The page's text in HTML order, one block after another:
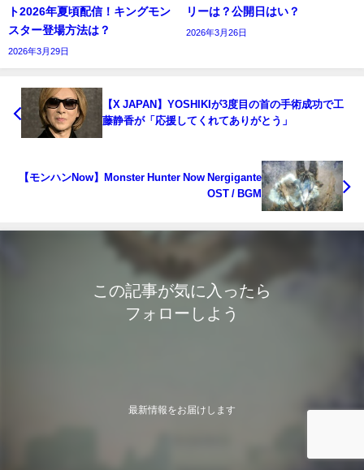
ト2026年夏頃配信！キングモン
スター登場方法は？
2026年3月29日
リーは？公開日はい？
2026年3月26日
【X JAPAN】YOSHIKIが3度目の首の手術成功で工
藤静香が「応援してくれてありがとう」
【モンハンNow】Monster Hunter Now Nergigante
OST / BGM
この記事が気に入ったら
フォローしよう
最新情報をお届けします